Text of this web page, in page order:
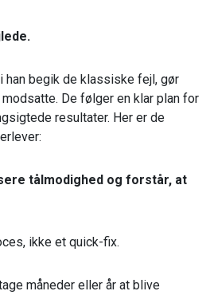
han begik de klassiske fejl, gør
De følger en klar plan for
resultater. Her er de
tålmodighed og forstår, at
ikke et quick-fix.
måneder eller år at blive